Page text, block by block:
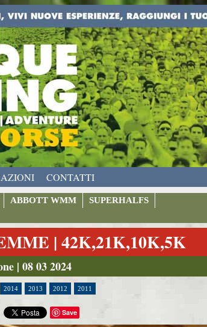
CONTATTI
ABBOTT WMM
SUPERHALFS
| 42K,21K,10K,5K
| 08 03 2024
2014 2013 2012 2011
Save